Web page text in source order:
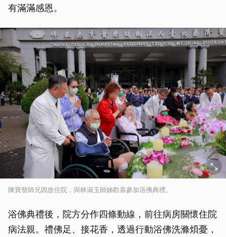
有滿滿感恩。
陳寶發師兄因故住院，與林淑玉師姊歡喜參加浴佛典禮。
浴佛典禮後，院方分作四條動線，前往病房關懷住院
病法親。禮佛足、接花香，透過行動浴佛洗滌煩憂，